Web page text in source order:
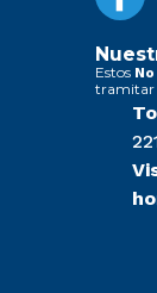
Estos
tramitar